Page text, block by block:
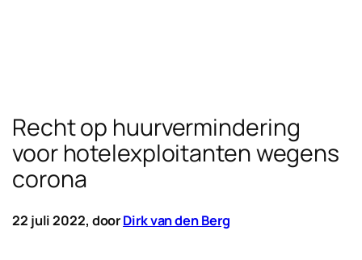
Recht op huurvermindering
voor hotelexploitanten wegens
corona
22 juli 2022, doorDirk van den Berg